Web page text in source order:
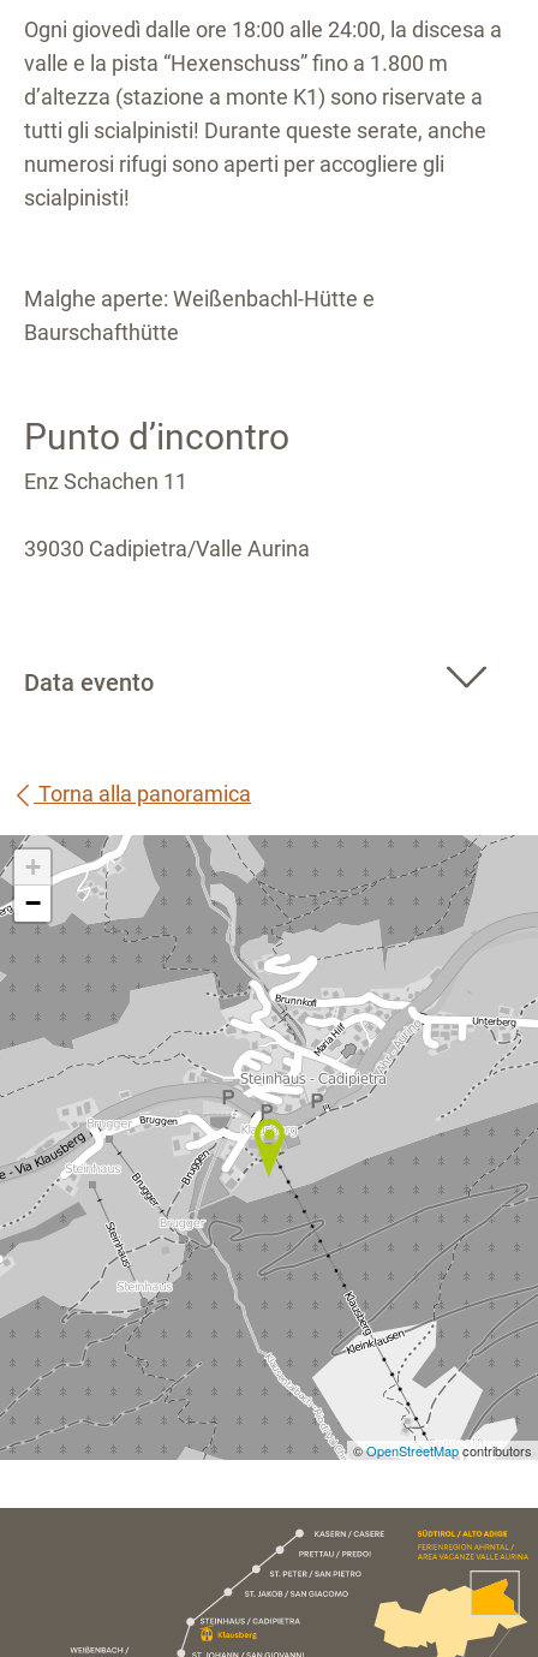
Ogni giovedì dalle ore 18:00 alle 24:00, la discesa a
valle e la pista “Hexenschuss” fino a 1.800 m
d’altezza (stazione a monte K1) sono riservate a
tutti gli scialpinisti! Durante queste serate, anche
numerosi rifugi sono aperti per accogliere gli
scialpinisti!
Malghe aperte: Weißenbachl-Hütte e
Baurschafthütte
Punto d’incontro
Enz Schachen 11
39030 Cadipietra/Valle Aurina
Data evento
Torna alla panoramica
+
−
©OpenStreetMapcontributors